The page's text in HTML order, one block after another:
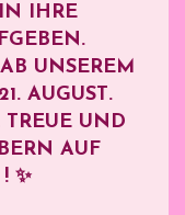
IHRE
UNSEREM
21. AUGUST.
UND
AUF B